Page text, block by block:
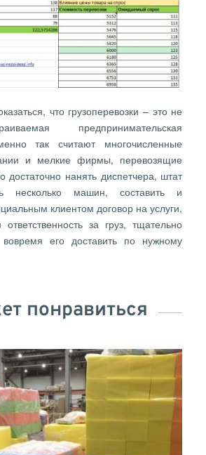
что грузоперевозки – это не
предпринимательская
так считают многочисленные
и мелкие фирмы, перевозящие
достаточно нанять диспетчера, штат
несколько машин, составить и
клиентом договор на услуги,
ответственность за груз, тщательно
его доставить по нужному
понравиться